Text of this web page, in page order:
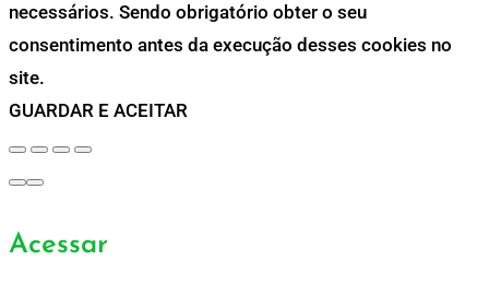
necessários. Sendo obrigatório obter o seu
consentimento antes da execução desses cookies no
site.
GUARDAR E ACEITAR
Acessar